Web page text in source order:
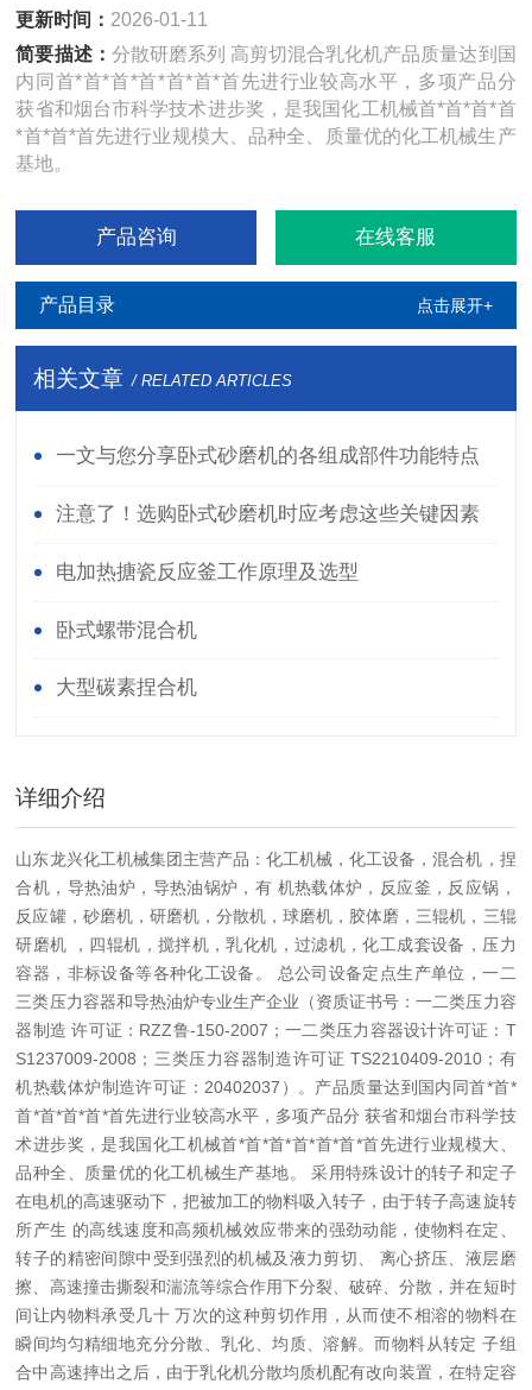
更新时间： 2026-01-11
简要描述： 分散研磨系列 高剪切混合乳化机产品质量达到国
内同首*首*首*首*首*首*首先进行业较高水平，多项产品分
获省和烟台市科学技术进步奖，是我国化工机械首*首*首*首
*首*首*首先进行业规模大、品种全、质量优的化工机械生产
基地。
产品咨询 在线客服
产品目录 点击展开+
相关文章 / RELATED ARTICLES
一文与您分享卧式砂磨机的各组成部件功能特点
注意了！选购卧式砂磨机时应考虑这些关键因素
电加热搪瓷反应釜工作原理及选型
卧式螺带混合机
大型碳素捏合机
详细介绍
山东龙兴化工机械集团主营产品：化工机械，化工设备，混合机，捏
合机，导热油炉，导热油锅炉，有 机热载体炉，反应釜，反应锅，
反应罐，砂磨机，研磨机，分散机，球磨机，胶体磨，三辊机，三辊
研磨机 ，四辊机，搅拌机，乳化机，过滤机，化工成套设备，压力
容器，非标设备等各种化工设备。 总公司设备定点生产单位，一二
三类压力容器和导热油炉专业生产企业（资质证书号：一二类压力容
器制造 许可证：RZZ鲁-150-2007；一二类压力容器设计许可证：T
S1237009-2008；三类压力容器制造许可证 TS2210409-2010；有
机热载体炉制造许可证：20402037）。产品质量达到国内同首*首*
首*首*首*首*首先进行业较高水平，多项产品分 获省和烟台市科学技
术进步奖，是我国化工机械首*首*首*首*首*首*首先进行业规模大、
品种全、质量优的化工机械生产基地。 采用特殊设计的转子和定子
在电机的高速驱动下，把被加工的物料吸入转子，由于转子高速旋转
所产生 的高线速度和高频机械效应带来的强劲动能，使物料在定、
转子的精密间隙中受到强烈的机械及液力剪切、 离心挤压、液层磨
擦、高速撞击撕裂和湍流等综合作用下分裂、破碎、分散，并在短时
间让内物料承受几十 万次的这种剪切作用，从而使不相溶的物料在
瞬间均匀精细地充分分散、乳化、均质、溶解。而物料从转定 子组
合中高速摔出之后，由于乳化机分散均质机配有改向装置，在特定容